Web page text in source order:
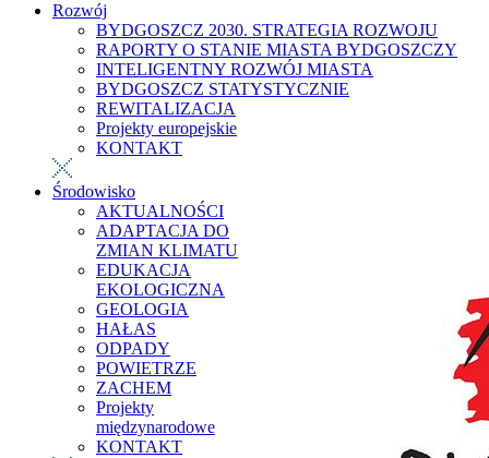
Rozwój
BYDGOSZCZ 2030. STRATEGIA ROZWOJU
RAPORTY O STANIE MIASTA BYDGOSZCZY
INTELIGENTNY ROZWÓJ MIASTA
BYDGOSZCZ STATYSTYCZNIE
REWITALIZACJA
Projekty europejskie
KONTAKT
Środowisko
AKTUALNOŚCI
ADAPTACJA DO
ZMIAN KLIMATU
EDUKACJA
EKOLOGICZNA
GEOLOGIA
HAŁAS
ODPADY
POWIETRZE
ZACHEM
Projekty
międzynarodowe
KONTAKT